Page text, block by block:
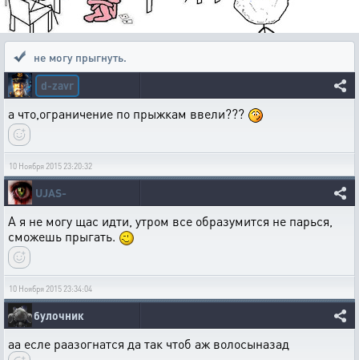
не могу прыгнуть.
d-zavr
а что,ограничение по прыжкам ввели???
10 Ноября 2015 23:20:32
UJAS-
А я не могу щас идти, утром все образумится не парься,
сможешь прыгать.
10 Ноября 2015 23:34:04
булочник
аа есле раазогнатся да так чтоб аж волосыназад